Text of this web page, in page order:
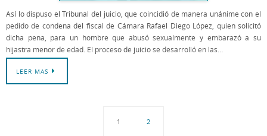
Así lo dispuso el Tribunal del juicio, que coincidió de manera unánime con el
pedido de condena del fiscal de Cámara Rafael Diego López, quien solicitó
dicha pena, para un hombre que abusó sexualmente y embarazó a su
hijastra menor de edad. El proceso de juicio se desarrolló en las…
LEER MAS
1 2